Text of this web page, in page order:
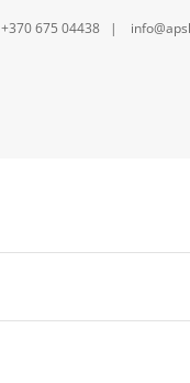
+370 675 04438 |